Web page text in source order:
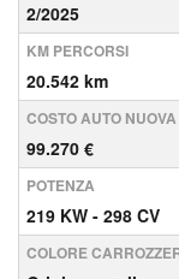
2/2025
KM PERCORSI
20.542 km
COSTO AUTO NUOVA
99.270 €
POTENZA
219 KW - 298 CV
COLORE